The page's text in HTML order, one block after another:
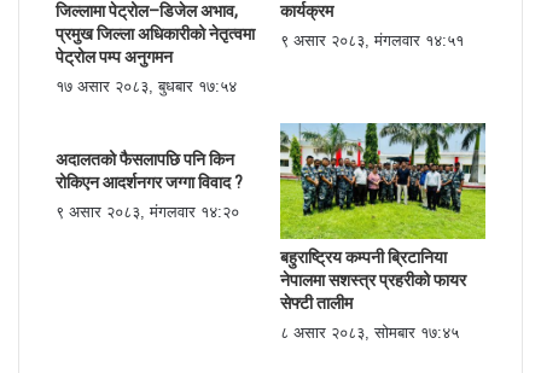
जिल्लामा पेट्रोल–डिजेल अभाव,
प्रमुख जिल्ला अधिकारीको नेतृत्वमा
पेट्रोल पम्प अनुगमन
१७ असार २०८३, बुधबार १७:५४
कार्यक्रम
९ असार २०८३, मंगलवार १४:५१
अदालतको फैसलापछि पनि किन
रोकिएन आदर्शनगर जग्गा विवाद ?
९ असार २०८३, मंगलवार १४:२०
बहुराष्ट्रिय कम्पनी ब्रिटानिया
नेपालमा सशस्त्र प्रहरीको फायर
सेफ्टी तालीम
८ असार २०८३, सोमबार १७:४५